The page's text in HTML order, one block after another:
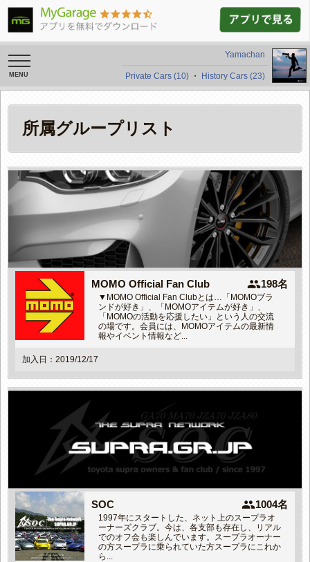
toggle
navigation
Yamachan
Private Cars (10) ・ History Cars (23)
所属グループリスト
MOMO Official Fan Club people198名
▼MOMO Official Fan Clubとは…「MOMOブラ
ンドが好き」、「MOMOアイテムが好き」、
「MOMOの活動を応援したい」という人の交流
の場です。会員には、MOMOアイテムの最新情
報やイベント情報など...
加入日：2019/12/17
SOC people1004名
1997年にスタートした、ネット上のスープラオ
ーナーズクラブ。今は、各支部も存在し、リアル
でのオフ会も楽しんでいます。スープラオーナー
の方スープラに乗られていた方スープラにこれか
ら...